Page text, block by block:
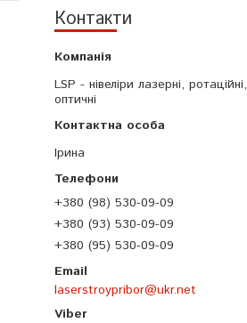
Контакти
LSP - нівеліри лазерні, ротаційні,
оптичні
Ірина
+380 (98) 530-09-09
+380 (93) 530-09-09
+380 (95) 530-09-09
laserstroypribor@ukr.net